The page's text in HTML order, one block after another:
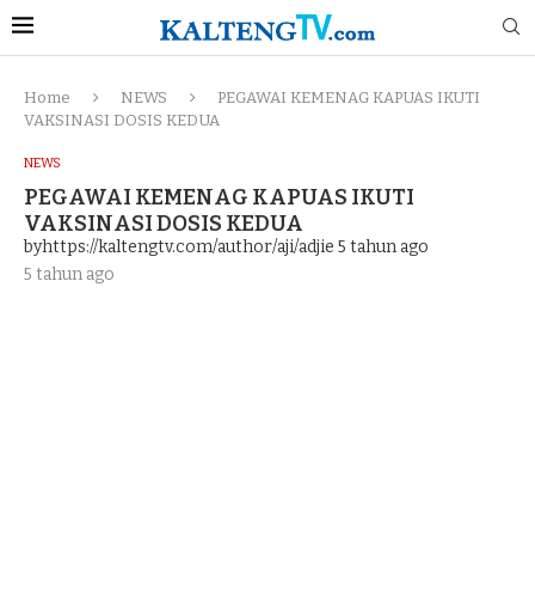
Home NEWS
PEGAWAI KEMENAG KAPUAS IKUTI
VAKSINASI DOSIS KEDUA
NEWS
PEGAWAI KEMENAG KAPUAS IKUTI
VAKSINASI DOSIS KEDUA
byhttps://kaltengtv.com/author/aji/adjie 5 tahun ago
5 tahun ago